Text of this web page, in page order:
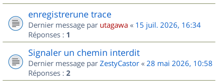
enregistrerune trace
Dernier message par utagawa « 15 juil. 2026, 16:34
Réponses : 1
Signaler un chemin interdit
Dernier message par ZestyCastor « 28 mai 2026, 10:58
Réponses : 2